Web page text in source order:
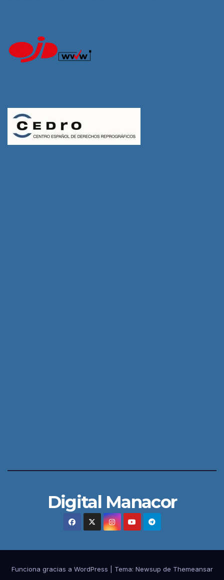
Digital Manacor
Funciona gracias a WordPress Tema: Newsup de Themeansar